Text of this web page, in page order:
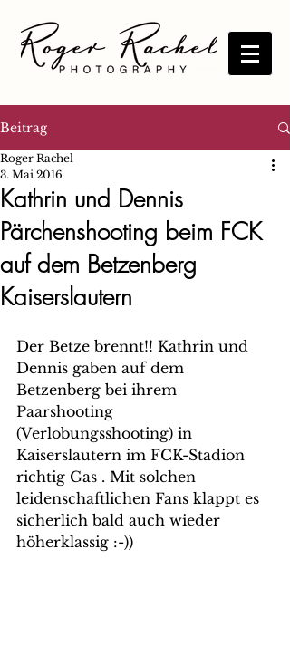
Beitrag
Kathrin und Dennis
Pärchenshooting beim FCK
auf dem Betzenberg
Kaiserslautern
Roger Rachel
3. Mai 2016
Der Betze brennt!! Kathrin und
Dennis gaben auf dem
Betzenberg bei ihrem
Paarshooting
(Verlobungsshooting) in
Kaiserslautern im FCK-Stadion
richtig Gas . Mit solchen
leidenschaftlichen Fans klappt es
sicherlich bald auch wieder
höherklassig :-))